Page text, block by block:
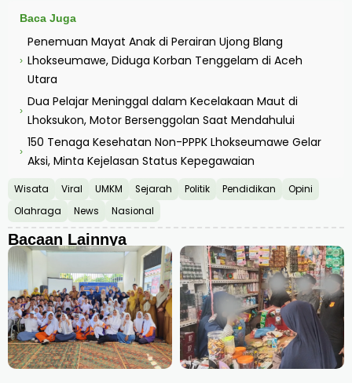
Baca Juga
›
Penemuan Mayat Anak di Perairan Ujong Blang
Lhokseumawe, Diduga Korban Tenggelam di Aceh
Utara
›
Dua Pelajar Meninggal dalam Kecelakaan Maut di
Lhoksukon, Motor Bersenggolan Saat Mendahului
›
150 Tenaga Kesehatan Non-PPPK Lhokseumawe Gelar
Aksi, Minta Kejelasan Status Kepegawaian
Wisata Viral UMKM Sejarah Politik Pendidikan
Opini
Olahraga
News Nasional
Bacaan Lainnya